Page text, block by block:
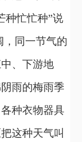
种忙忙种”说
，同一节气的
、下游地
雨的梅雨季
种衣物器具
这种天气叫